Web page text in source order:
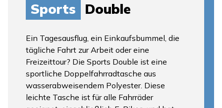
Sports Double
Ein Tagesausflug, ein Einkaufsbummel, die
tägliche Fahrt zur Arbeit oder eine
Freizeittour? Die Sports Double ist eine
sportliche Doppelfahrradtasche aus
wasserabweisendem Polyester. Diese
leichte Tasche ist für alle Fahrräder